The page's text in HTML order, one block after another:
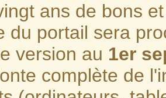
ans de bons
du portail sera
version au 1er
complète de